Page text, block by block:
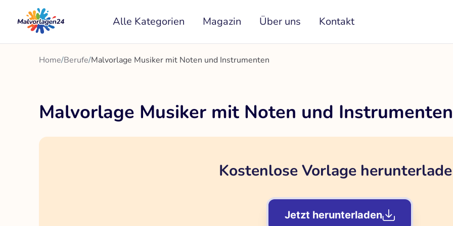
Inhalt
springen
Alle Kategorien Magazin Über uns Kontakt
Home/Berufe/Malvorlage Musiker mit Noten und Instrumenten
Malvorlage Musiker mit Noten und Instrumenten
Kostenlose Vorlage
Jetzt herunterladen